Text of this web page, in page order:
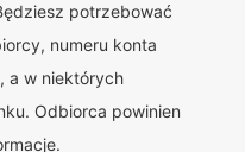
potrzebować
numeru konta
a w niektórych
Odbiorca powinien